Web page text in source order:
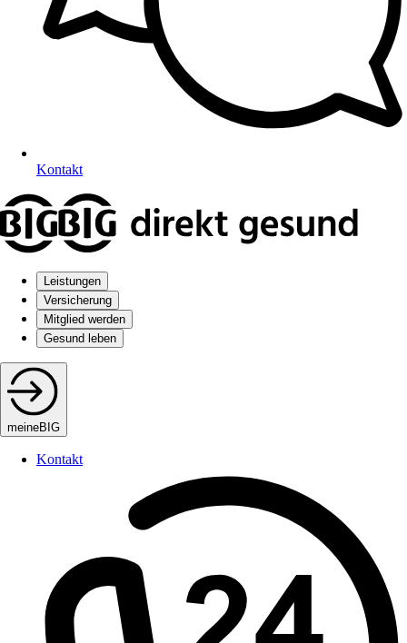
Kontakt
Leistungen
Versicherung
Mitglied werden
Gesund leben
meineBIG
Kontakt